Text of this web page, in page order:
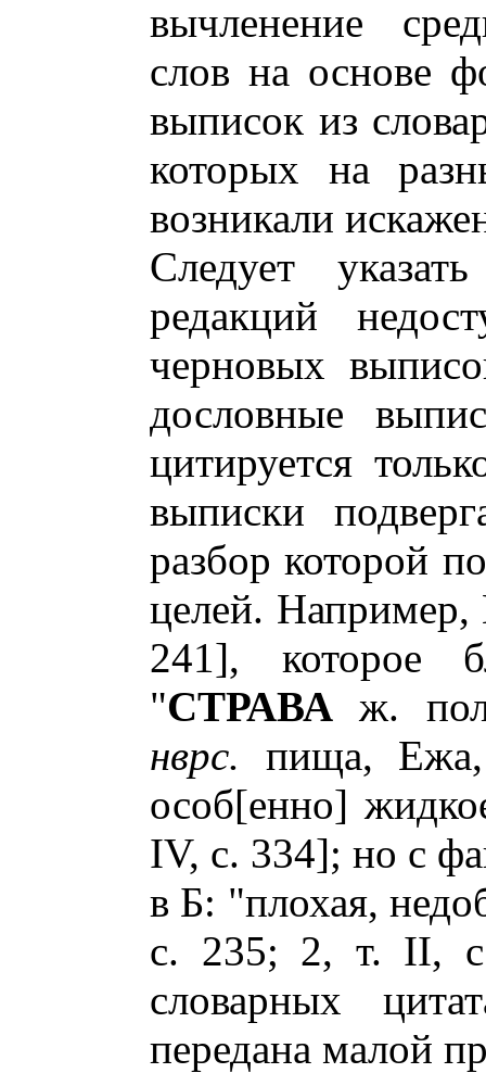
вычленение
слов на основе
выписок из
которых на
возникали
Следует
редакций
черновых
дословные
цитируется
выписки
разбор которой
целей.
241], которое
"СТРАВА ж.
нврс. пища, Ежа,
особ[енно]
IV, с. 334]; но с
в Б: "плохая,
с. 235; 2, т. II,
словарных
передана малой